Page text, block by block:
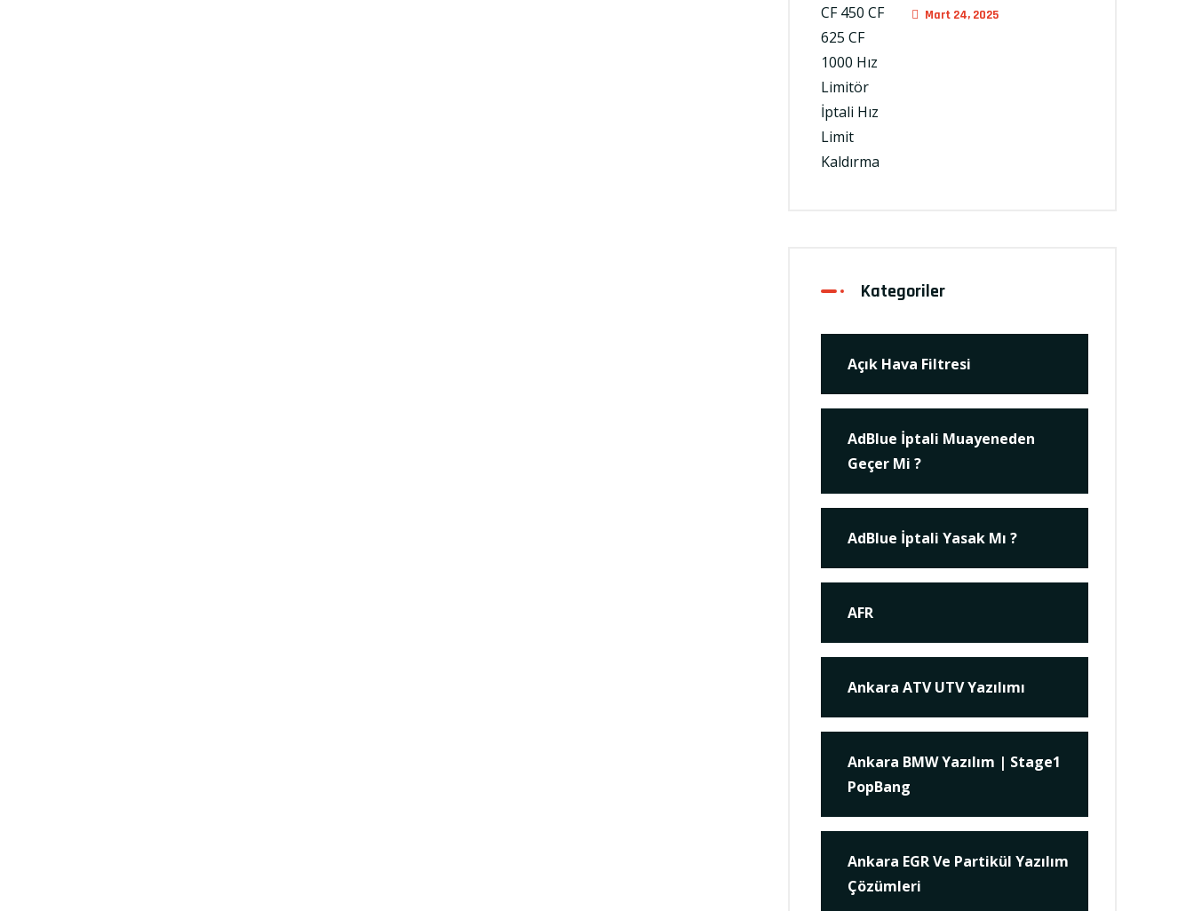
Mart 24, 2025
Kategoriler
Açık Hava Filtresi
AdBlue İptali Muayeneden
Geçer Mi ?
AdBlue İptali Yasak Mı ?
AFR
Ankara ATV UTV Yazılımı
Ankara BMW Yazılım | Stage1
PopBang
Ankara EGR Ve Partikül Yazılım
Çözümleri